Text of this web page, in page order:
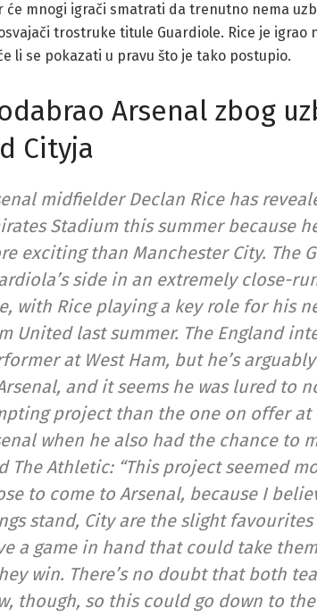
će mnogi igrači smatrati da trenutno nema
trostruke titule Guardiole. Rice je igrao
li se pokazati u pravu što je tako postupio.
Arsenal zbog
Cityja
midfielder Declan Rice has
Stadium this summer because
exciting than Manchester City. The
side in an extremely close-
with Rice playing a key role for his
United last summer. The England
at West Ham, but he’s
and it seems he was lured to
project than the one on offer at
when he also had the chance to
The Athletic: “This project seemed
to come to Arsenal, because I
stand, City are the slight
a game in hand that could take
win. There’s no doubt that both
though, so this could go down to